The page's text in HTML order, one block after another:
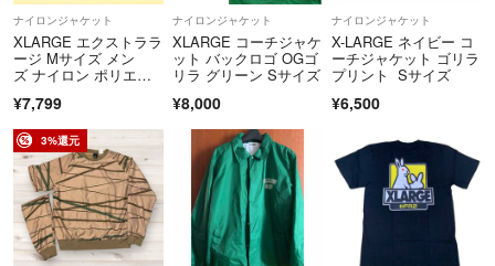
ナイロンジャケット
XLARGE エクストララ
ージ Mサイズ メン
ズ ナイロン ポリエス
¥7,799
ナイロンジャケット
XLARGE コーチジャケ
ット バックロゴ OGゴ
リラ グリーン Sサイズ
¥8,000
ナイロンジャケット
X-LARGE ネイビー コ
ーチジャケット ゴリラ
プリント Sサイズ
¥6,500
3%還元